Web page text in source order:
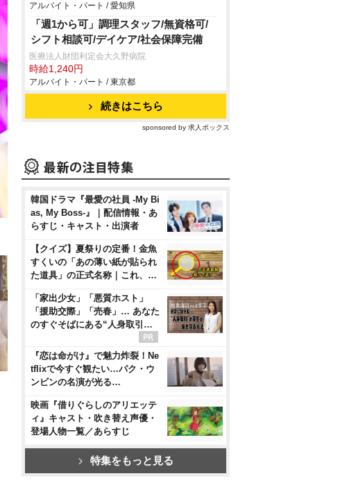
アルバイト・パート / 愛知県
「週1から可」調理スタッフ/無資格可/
シフト相談可/デイケア/社会保障完備
医療法人財団利定会大久野病院
時給1,240円
アルバイト・パート / 東京都
続きはこちら
sponsored by 求人ボックス
韓国ドラマ『最愛の社員 -My Bi
as, My Boss-』｜配信情報・あ
らすじ・キャスト・出演者
【クイズ】夏祭りの定番！金魚
すくいの「あの薄い紙が貼られ
た道具」の正式名称｜これ、…
「家出少女」「悪質ホスト」
「援助交際」「売春」… あなた
のすぐそばにある“人身取引…
『恋は命がけ』で魅力炸裂！Ne
tflixで今すぐ観たい…パク・ウ
ンビンの名演が光る…
映画『借りぐらしのアリエッテ
ィ』キャスト・吹き替え声優・
登場人物一覧／あらすじ
特集をもっと見る